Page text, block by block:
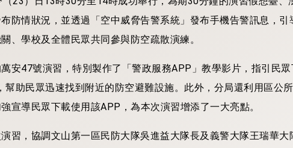
防情狀況，並透過「空中威脅告警系統」發布手機告警訊息，
、學校及全體民眾共同參與防空疏散演練。
安47號演習，特別製作了「警政服務APP」教學影片，指引民
幫助民眾迅速找到附近的防空避難設施。此外，分局還利用區公
宣導民眾下載使用該APP，為本次演習增添了一大亮點。
習，協調文山第一區民防大隊吳進益大隊長及義警大隊王瑞華大